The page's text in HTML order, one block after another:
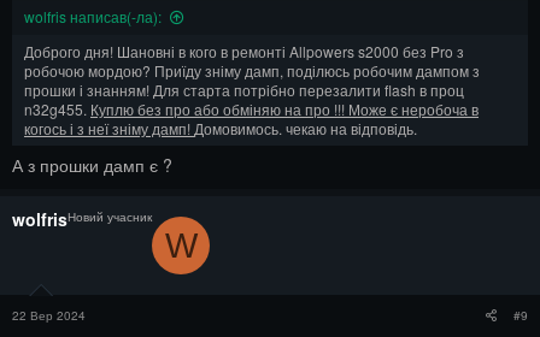
wolfris написав(-ла):
Доброго дня! Шановні в кого в ремонті Allpowers s2000 без Pro з
робочою мордою? Приїду зніму дамп, поділюсь робочим дампом з
прошки і знанням! Для старта потрібно перезалити flash в проц
n32g455. Куплю без про або обміняю на про !!! Може є неробоча в
когось і з неї зніму дамп! Домовимось. чекаю на відповідь.
А з прошки дамп є ?
wolfrisНовий учасник
W
22 Вер 2024 #9